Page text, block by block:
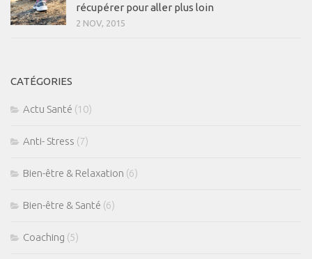
récupérer pour aller plus loin
2 NOV, 2015
CATÉGORIES
Actu Santé (10)
Anti- Stress (7)
Bien-être & Relaxation (6)
Bien-être & Santé (6)
Coaching (5)